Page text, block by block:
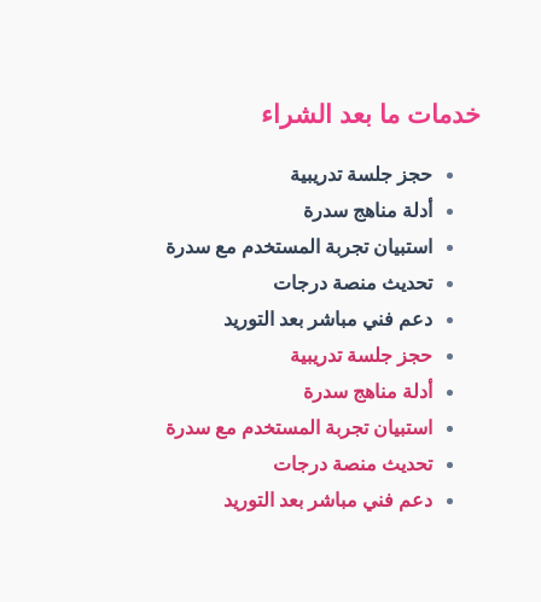
خدمات ما بعد الشراء
حجز جلسة تدريبية
أدلة مناهج سدرة
استبيان تجربة المستخدم مع سدرة
تحديث منصة درجات
دعم فني مباشر بعد التوريد
حجز جلسة تدريبية
أدلة مناهج سدرة
استبيان تجربة المستخدم مع سدرة
تحديث منصة درجات
دعم فني مباشر بعد التوريد